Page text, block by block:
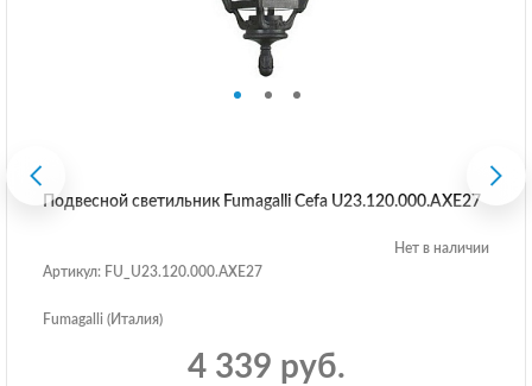
Подвесной светильник Fumagalli Cefa U23.120.000.AXE27
Нет в наличии
Артикул: FU_U23.120.000.AXE27
Fumagalli (Италия)
4 339 руб.